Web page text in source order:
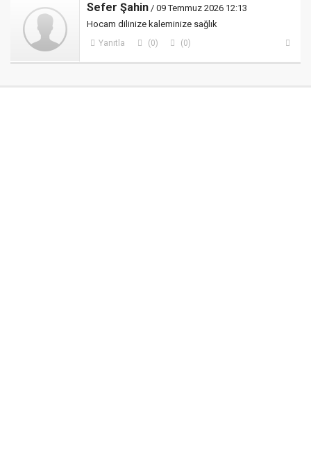
Sefer Şahin / 09 Temmuz 2026 12:13
Hocam dilinize kaleminize sağlık
Yanıtla (0) (0)